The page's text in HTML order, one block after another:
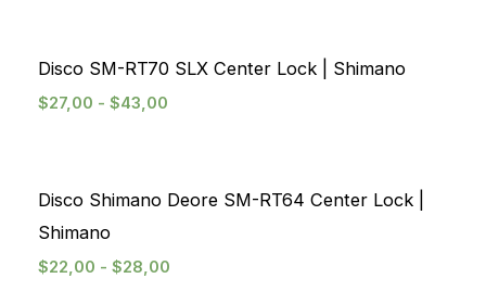
Disco SM-RT70 SLX Center Lock | Shimano
$27,00 - $43,00
Disco Shimano Deore SM-RT64 Center Lock |
Shimano
$22,00 - $28,00